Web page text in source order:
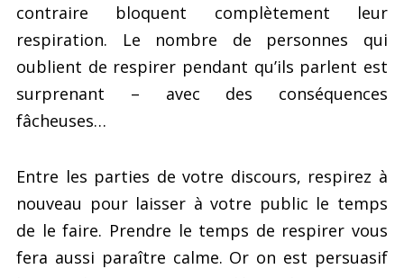
contraire bloquent complètement leur
respiration. Le nombre de personnes qui
oublient de respirer pendant qu’ils parlent est
surprenant – avec des conséquences
fâcheuses…
Entre les parties de votre discours, respirez à
nouveau pour laisser à votre public le temps
de le faire. Prendre le temps de respirer vous
fera aussi paraître calme. Or on est persuasif